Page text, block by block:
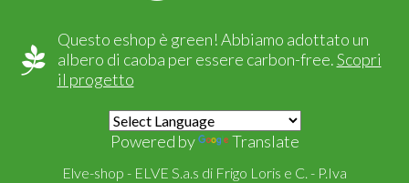
Questo eshop è green! Abbiamo adottato un
albero di caoba per essere carbon-free.Scopri
il progetto
Powered by Translate
Elve-shop - ELVE S.a.s di Frigo Loris e C. - P.Iva